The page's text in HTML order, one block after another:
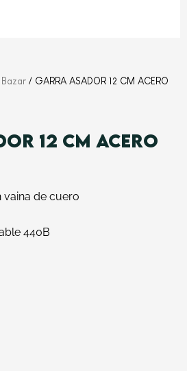
/ GARRA ASADOR 12 CM ACERO
12 CM ACERO
vaina de cuero
440B